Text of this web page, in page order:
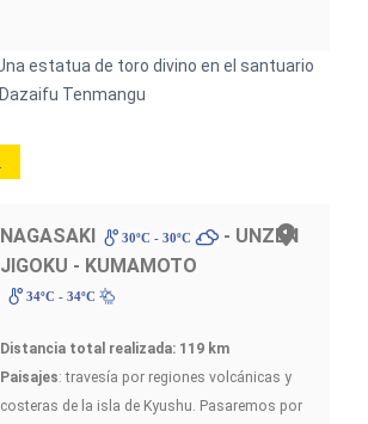
NAGASAKI 30ºC - 30ºC
- UNZEN
JIGOKU - KUMAMOTO
34ºC - 34ºC
Distancia total realizada: 119 km
Paisajes: travesía por regiones volcánicas y
costeras de la isla de Kyushu. Pasaremos por